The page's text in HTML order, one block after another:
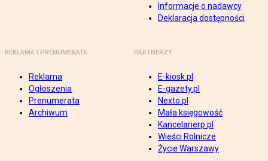
Informacje o nadawcy
Deklaracja dostępności
REKLAMA I PRENUMERATA
Reklama
Ogłoszenia
Prenumerata
Archiwum
PARTNERZY
E-kiosk.pl
E-gazety.pl
Nexto.pl
Mała księgowość
Kancelarierp.pl
Wieści Rolnicze
Życie Warszawy